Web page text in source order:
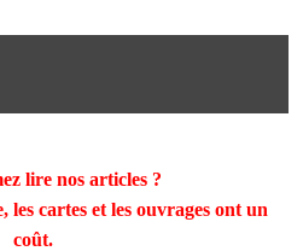
lire nos articles ?
les cartes et les ouvrages ont un
coût.